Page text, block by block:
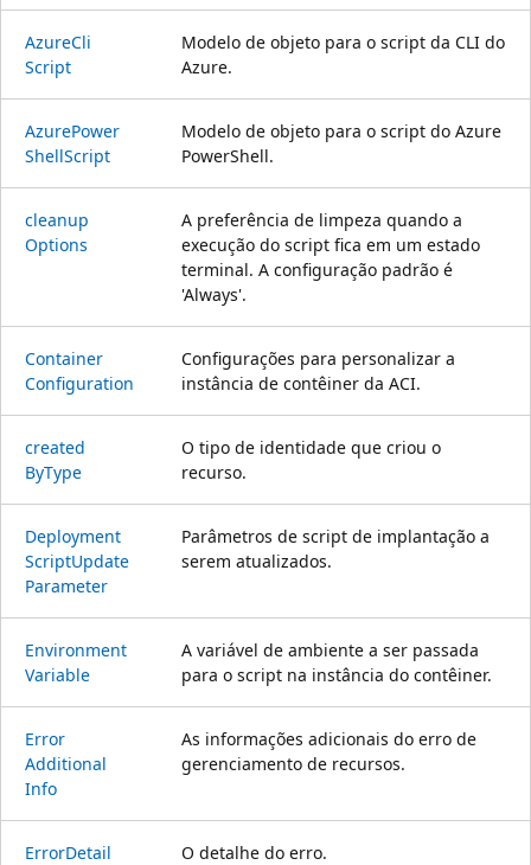
AzureCli
Script
Modelo de objeto para o script da CLI do
Azure.
AzurePower
ShellScript
Modelo de objeto para o script do Azure
PowerShell.
cleanup
Options
A preferência de limpeza quando a
execução do script fica em um estado
terminal. A configuração padrão é
'Always'.
Container
Configuration
Configurações para personalizar a
instância de contêiner da ACI.
created
ByType
O tipo de identidade que criou o
recurso.
Deployment
ScriptUpdate
Parameter
Parâmetros de script de implantação a
serem atualizados.
Environment
Variable
A variável de ambiente a ser passada
para o script na instância do contêiner.
Error
Additional
Info
As informações adicionais do erro de
gerenciamento de recursos.
ErrorDetail O detalhe do erro.